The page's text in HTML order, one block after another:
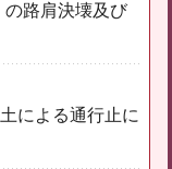
の路肩決壊及び
による通行止に